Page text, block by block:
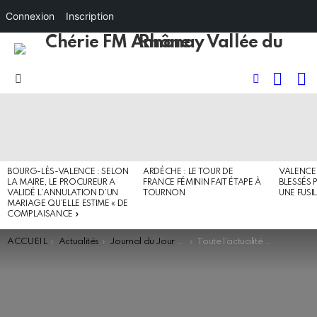
FOLLOW
BOURG-LÈS-VALENCE : SELON
LA MAIRE, LE PROCUREUR A
VALIDÉ L’ANNULATION D’UN
MARIAGE QU’ELLE ESTIME « DE
COMPLAISANCE »
ARDÈCHE : LE TOUR DE
FRANCE FÉMININ FAIT ÉTAPE À
TOURNON
BLESSÉS
UNE
You are here:
ACCUEIL Actualités Journal du Jour - Flash Toute l’actualité en vallée du Rhône
Connexion Inscription